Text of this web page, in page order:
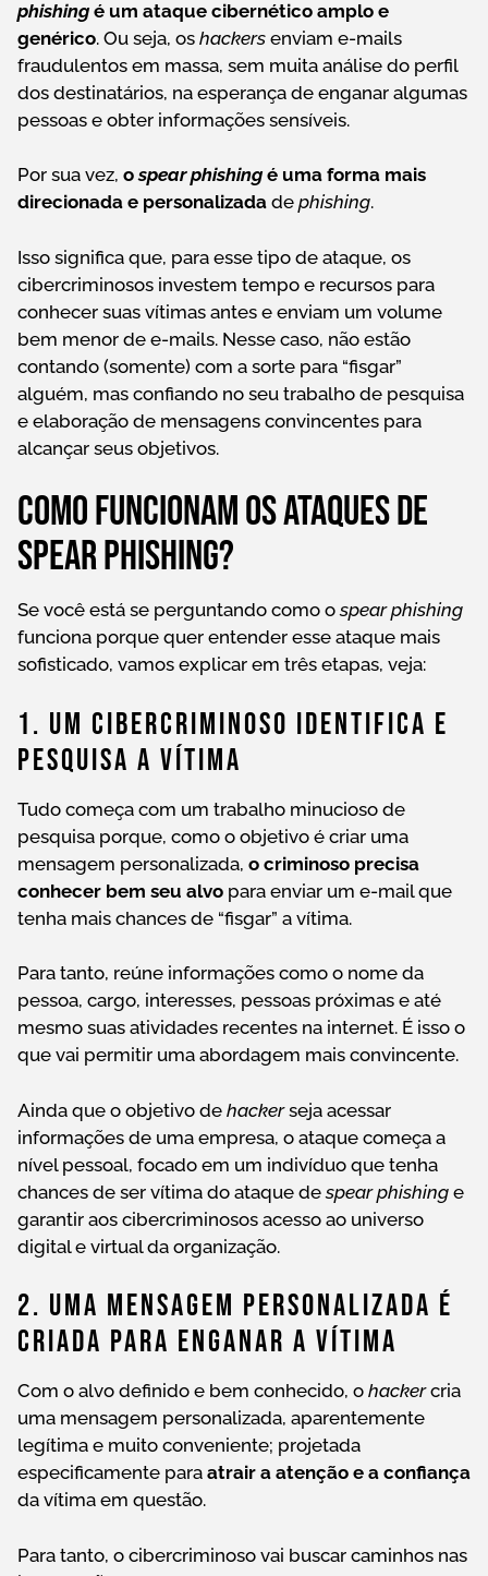
phishing é um ataque cibernético amplo e
genérico. Ou seja, os hackers enviam e-mails
fraudulentos em massa, sem muita análise do perfil
dos destinatários, na esperança de enganar algumas
pessoas e obter informações sensíveis.
Por sua vez, ospear phishing é uma forma mais
direcionada e personalizada de phishing.
Isso significa que, para esse tipo de ataque, os
cibercriminosos investem tempo e recursos para
conhecer suas vítimas antes e enviam um volume
bem menor de e-mails. Nesse caso, não estão
contando (somente) com a sorte para “fisgar”
alguém, mas confiando no seu trabalho de pesquisa
e elaboração de mensagens convincentes para
alcançar seus objetivos.
Como funcionam os ataques de
spear phishing?
Se você está se perguntando como ospear phishing
funciona porque quer entender esse ataque mais
sofisticado, vamos explicar em três etapas, veja:
1. Um Cibercriminoso Identifica E
Pesquisa A Vítima
Tudo começa com um trabalho minucioso de
pesquisa porque, como o objetivo é criar uma
mensagem personalizada, o criminoso precisa
conhecer bem seu alvo para enviar um e-mail que
tenha mais chances de “fisgar” a vítima.
Para tanto, reúne informações como o nome da
pessoa, cargo, interesses, pessoas próximas e até
mesmo suas atividades recentes na internet. É isso o
que vai permitir uma abordagem mais convincente.
Ainda que o objetivo de hackerseja acessar
informações de uma empresa, o ataque começa a
nível pessoal, focado em um indivíduo que tenha
chances de ser vítima do ataque despear phishing e
garantir aos cibercriminosos acesso ao universo
digital e virtual da organização.
2. Uma Mensagem Personalizada É
Criada Para Enganar A Vítima
Com o alvo definido e bem conhecido, o hackercria
uma mensagem personalizada, aparentemente
legítima e muito conveniente; projetada
especificamente para atrair a atenção e a confiança
da vítima em questão.
Para tanto, o cibercriminoso vai buscar caminhos nas